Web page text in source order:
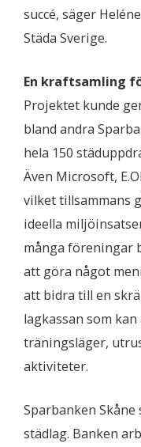
succé, säger
Städa Sverige.
En kraftsamling
Projektet kunde
bland andra
hela 150
Även Microsoft,
vilket tillsammans
ideella
många föreningar
att göra något
att bidra till en
lagkassan som
träningsläger,
aktiviteter.
Sparbanken
städlag. Banken